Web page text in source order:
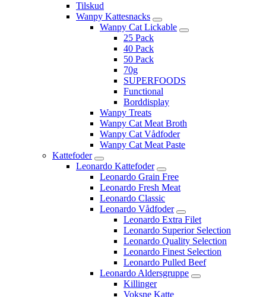
Tilskud
Wanpy Kattesnacks
Wanpy Cat Lickable
25 Pack
40 Pack
50 Pack
70g
SUPERFOODS
Functional
Borddisplay
Wanpy Treats
Wanpy Cat Meat Broth
Wanpy Cat Vådfoder
Wanpy Cat Meat Paste
Kattefoder
Leonardo Kattefoder
Leonardo Grain Free
Leonardo Fresh Meat
Leonardo Classic
Leonardo Vådfoder
Leonardo Extra Filet
Leonardo Superior Selection
Leonardo Quality Selection
Leonardo Finest Selection
Leonardo Pulled Beef
Leonardo Aldersgruppe
Killinger
Voksne Katte